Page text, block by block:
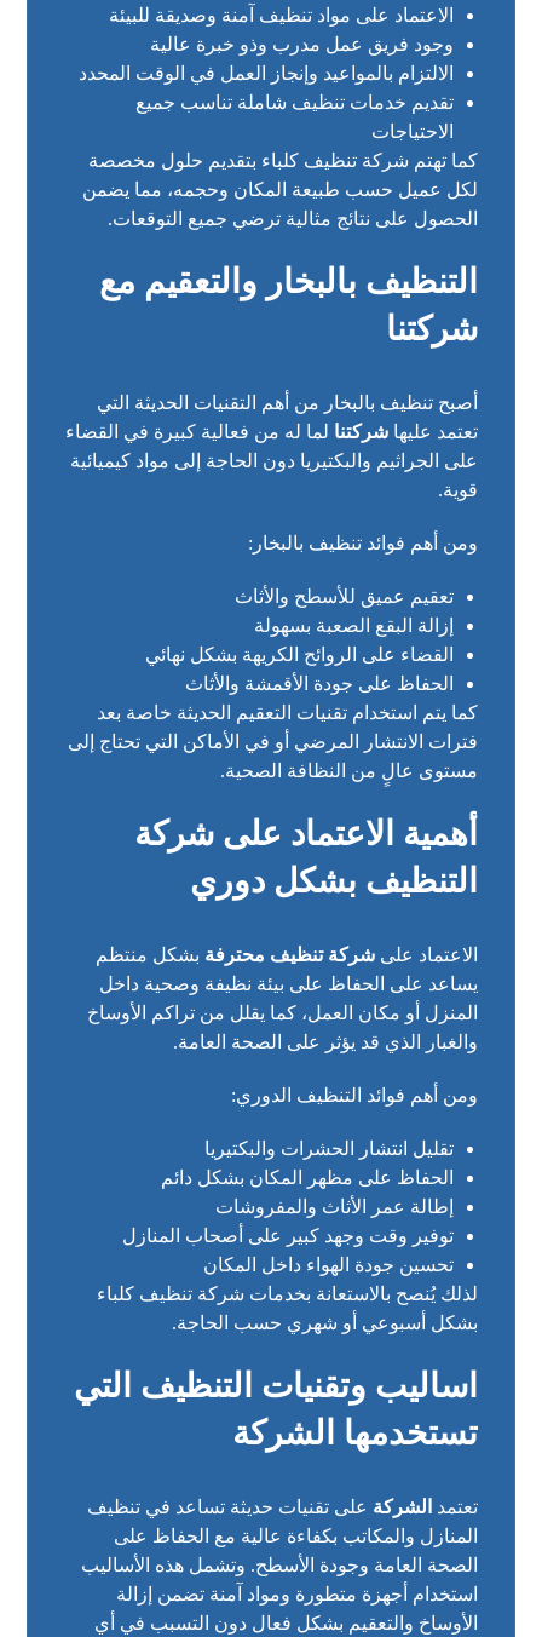
الاعتماد على مواد تنظيف آمنة وصديقة للبيئة
وجود فريق عمل مدرب وذو خبرة عالية
الالتزام بالمواعيد وإنجاز العمل في الوقت المحدد
تقديم خدمات تنظيف شاملة تناسب جميع
الاحتياجات
كما تهتم شركة تنظيف كلباء بتقديم حلول مخصصة
لكل عميل حسب طبيعة المكان وحجمه، مما يضمن
الحصول على نتائج مثالية ترضي جميع التوقعات.
التنظيف بالبخار والتعقيم مع
شركتنا
أصبح تنظيف بالبخار من أهم التقنيات الحديثة التي
تعتمد عليهاشركتنا لما له من فعالية كبيرة في القضاء
على الجراثيم والبكتيريا دون الحاجة إلى مواد كيميائية
قوية.
ومن أهم فوائد تنظيف بالبخار:
تعقيم عميق للأسطح والأثاث
إزالة البقع الصعبة بسهولة
القضاء على الروائح الكريهة بشكل نهائي
الحفاظ على جودة الأقمشة والأثاث
كما يتم استخدام تقنيات التعقيم الحديثة خاصة بعد
فترات الانتشار المرضي أو في الأماكن التي تحتاج إلى
مستوى عالٍ من النظافة الصحية.
أهمية الاعتماد على شركة
التنظيف بشكل دوري
الاعتماد علىشركة تنظيف محترفة بشكل منتظم
يساعد على الحفاظ على بيئة نظيفة وصحية داخل
المنزل أو مكان العمل، كما يقلل من تراكم الأوساخ
والغبار الذي قد يؤثر على الصحة العامة.
ومن أهم فوائد التنظيف الدوري:
تقليل انتشار الحشرات والبكتيريا
الحفاظ على مظهر المكان بشكل دائم
إطالة عمر الأثاث والمفروشات
توفير وقت وجهد كبير على أصحاب المنازل
تحسين جودة الهواء داخل المكان
لذلك يُنصح بالاستعانة بخدمات شركة تنظيف كلباء
بشكل أسبوعي أو شهري حسب الحاجة.
اساليب وتقنيات التنظيف التي
تستخدمها الشركة
تعتمد الشركة على تقنيات حديثة تساعد في تنظيف
المنازل والمكاتب بكفاءة عالية مع الحفاظ على
الصحة العامة وجودة الأسطح. وتشمل هذه الأساليب
استخدام أجهزة متطورة ومواد آمنة تضمن إزالة
الأوساخ والتعقيم بشكل فعال دون التسبب في أي